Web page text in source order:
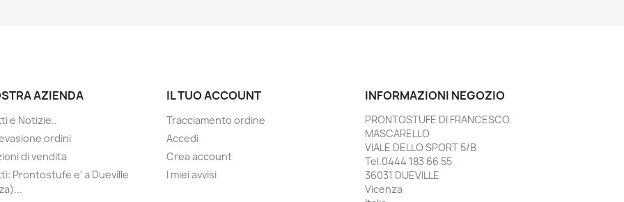
AZIENDA
e Notizie..
ordini
di vendita
Prontostufe e' a Dueville
IL TUO ACCOUNT
Tracciamento ordine
Accedi
Crea account
I miei avvisi
INFORMAZIONI NEGOZIO
PRONTOSTUFE DI FRANCESCO
MASCARELLO
VIALE DELLO SPORT 5/B
Tel.0444 183 66 55
36031 DUEVILLE
Vicenza